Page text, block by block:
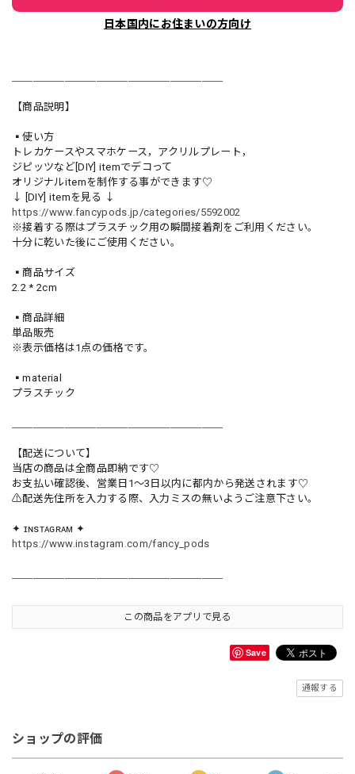
日本国内にお住まいの方向け
【商品説明】
▪️使い方
トレカケースやスマホケース，アクリルプレート，
ジピッツなど[DIY] itemでデコって
オリジナルitemを制作する事ができます♡
↓ [DIY] itemを見る ↓
https://www.fancypods.jp/categories/5592002
※接着する際はプラスチック用の瞬間接着剤をご利用ください。
十分に乾いた後にご使用ください。
▪️商品サイズ
2.2 * 2cm
▪️商品詳細
単品販売
※表示価格は1点の価格です。
▪️material
プラスチック
【配送について】
当店の商品は全商品即納です♡︎
お支払い確認後、営業日1〜3日以内に都内から発送されます♡
⚠︎配送先住所を入力する際、入力ミスの無いようご注意下さい。
✦ ɪɴsᴛᴀɢʀᴀᴍ ✦
https://www.instagram.com/fancy_pods
この商品をアプリで見る
Save
通報する
ショップの評価